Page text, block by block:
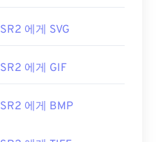
SR2 에게 SVG
SR2 에게 GIF
SR2 에게 BMP